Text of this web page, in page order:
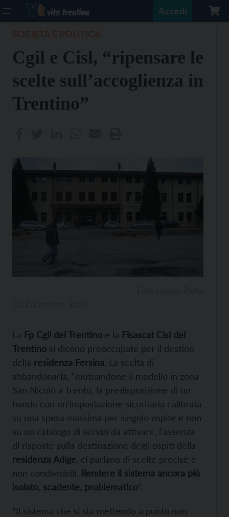
Accedi
Cgil e Cisl, “ripensare le
scelte sull’accoglienza in
Trentino”
La Fp Cgil del Trentino e la Fisascat Cisl del
Trentino si dicono preoccupate per il destino
della residenza Fersina. La scelta di
abbandonarla, “mutuandone il modello in zona
San Nicolò a Trento, la predisposizione di un
bando con un’impostazione sicuritaria calibrata
su una spesa massima per singolo ospite e non
su un catalogo di servizi da attivare, l’assenza
di risposte sulla destinazione degli ospiti della
residenza Adige , ci parlano di scelte precise e
non condivisibili. Rendere il sistema ancora più
isolato, scadente, problematico“.
“Il sistema che si sta mettendo a punto non